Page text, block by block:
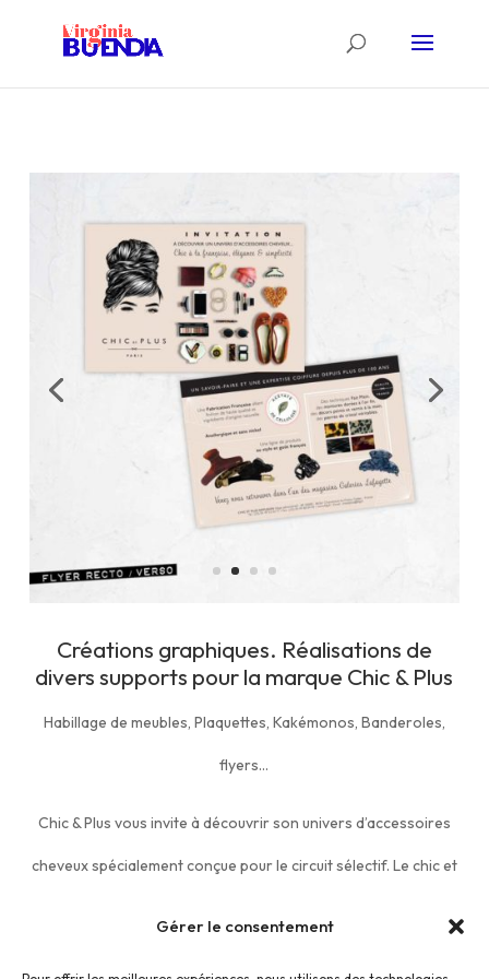
Gérer le consentement
Créations graphiques. Réalisations de
divers supports pour la marque Chic & Plus
Habillage de meubles, Plaquettes, Kakémonos, Banderoles,
flyers…
Chic & Plus vous invite à découvrir son univers d’accessoires
cheveux spécialement conçue pour le circuit sélectif. Le chic et